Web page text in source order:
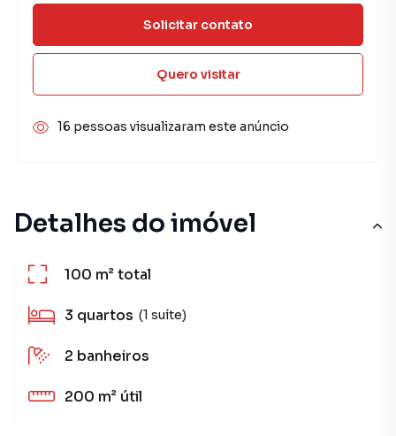
Detalhes do imóvel
100 m²total
3 quartos (1 suíte)
2 banheiros
200 m² útil
Solicitar contato
Quero visitar
16 pessoas visualizaram este anúncio